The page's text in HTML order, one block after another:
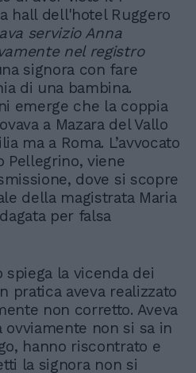
hall dell'hotel Ruggero
servizio Anna
nel registro
signora con fare
di una bambina.
emerge che la coppia
a Mazara del Vallo
ma a Roma. L’avvocato
Pellegrino, viene
dove si scopre
della magistrata Maria
per falsa
spiega la vicenda dei
pratica aveva realizzato
non corretto. Aveva
non si sa in
hanno riscontrato e
la signora non si